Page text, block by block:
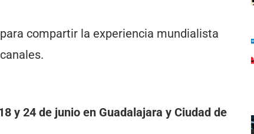
compartir la experiencia mundialista
y 24 de junio en Guadalajara y Ciudad de